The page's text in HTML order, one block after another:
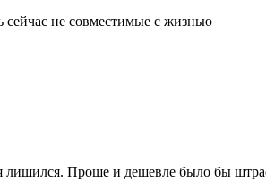
сейчас не совместимые с жизнью
Проше и дешевле было бы